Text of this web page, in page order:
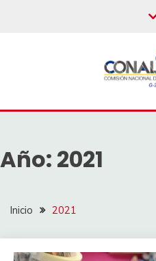
Año: 2021
Inicio 2021